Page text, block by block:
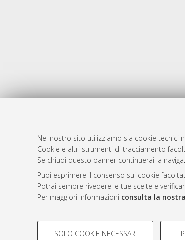
Nel nostro sito utilizziamo sia cookie tecnici
Cookie e altri strumenti di tracciamento
Se chiudi questo banner continuerai la
Puoi esprimere il consenso sui cookie
Potrai sempre rivedere le tue scelte e
Per maggiori informazioni consulta la
COOKIE DI PROFILAZIONE -
SOLO COOKIE NECESSARI
Atom
Rss 1.0
Rss 2.0